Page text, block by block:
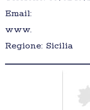
Email:
www.
Regione: Sicilia